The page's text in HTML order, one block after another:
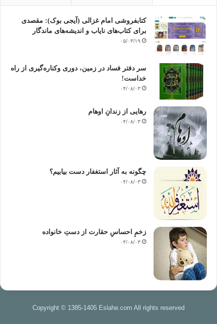
کتابفروشی امام غزالی (آیجی بوک): مقصدی
برای کتاب‌های نایاب و اندیشه‌های ماندگار
۰۵/۰۳/۱۹
سر دفتر فساد در زمین‌، دوری وکناره‌گیری از راه
خداست‌!
۰۴/۰۸/۰۳
رهایی از زندانِ اوهام
۰۴/۰۸/۰۳
چگونه به آثار استغفار دست بیابیم؟
۰۴/۰۸/۰۳
زخمِ احساسِ حقارت از دستِ خانواده
۰۴/۰۸/۰۳
Copyright © 1385-1405 Eslahe.com All rights reserved